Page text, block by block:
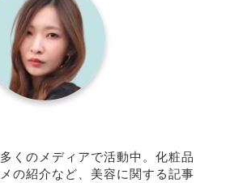
くのメディアで活動中。化粧品
の紹介など、美容に関する記事